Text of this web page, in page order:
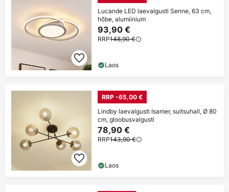
Lucande LED laevalgusti Senne, 63 cm,
hõbe, alumiinium
93,90 €
RRP148,90 €
Laos
RRP -65,00 €
Lindby laevalgusti Isamer, suitsuhall, Ø 80
cm, gloobusvalgusti
78,90 €
RRP143,90 €
Laos